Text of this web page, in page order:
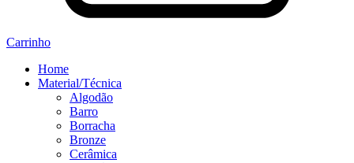
Carrinho
Home
Material/Técnica
Algodão
Barro
Borracha
Bronze
Cerâmica